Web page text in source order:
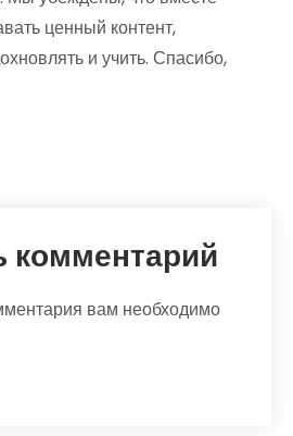
ценный контент,
и учить. Спасибо,
комментарий
вам необходимо